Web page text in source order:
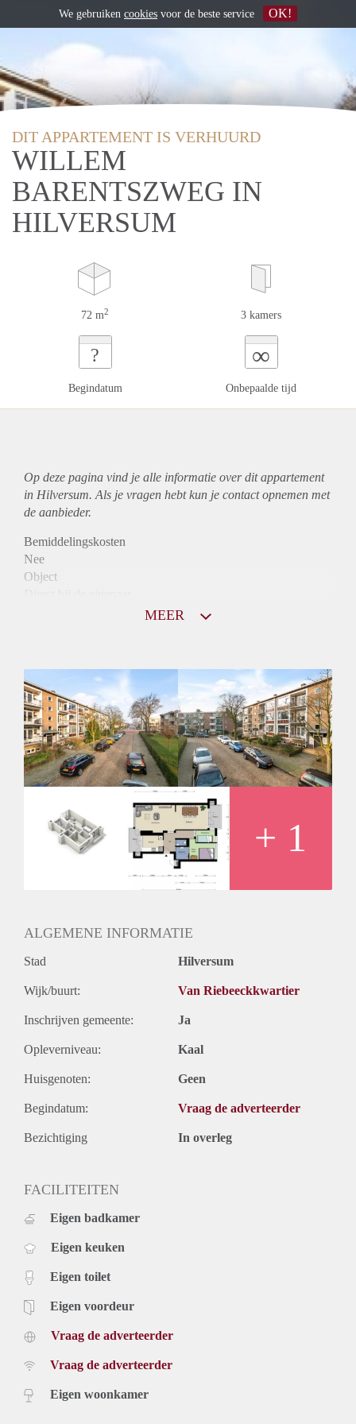
DIT APPARTEMENT IS VERHUURD
WILLEM
BARENTSZWEG IN
HILVERSUM
72 m2 3 kamers
?
Begindatum
∞
Onbepaalde tijd
Op deze pagina vind je alle informatie over ditappartement
in Hilversum. Als je vragen hebt kun je contact opnemen met
de aanbieder.
Bemiddelingskosten
Nee
Object
Huurtoeslag
Niet mogelijk
Inkomen eis
3,1 X Maandhuur Bruto
Huurtermijn
Onbepaalde termijn
Oplevering
MEER
+ 1
ALGEMENE INFORMATIE
Stad Hilversum
Wijk/buurt: Van Riebeeckkwartier
Inschrijven gemeente: Ja
Opleverniveau: Kaal
Huisgenoten: Geen
Begindatum: Vraag de adverteerder
Bezichtiging In overleg
FACILITEITEN
Eigen badkamer
Eigen keuken
Eigen toilet
Eigen voordeur
Vraag de adverteerder
Vraag de adverteerder
Eigen woonkamer
We gebruiken cookies voor de beste service OK!